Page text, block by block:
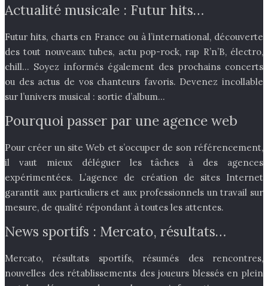
Actualité musicale : Futur hits…
Futur hits, charts en France ou à l’international, découverte
des tout nouveaux tubes, actu pop-rock, rap R’n’B, électro,
chill… Soyez informés également des prochains concerts
ou des actus de vos chanteurs favoris. Devenez incollable
sur l’univers musical : sortie d’album…
Pourquoi passer par une agence web
Pour créer un site Web et s’occuper de son référencement,
il vaut mieux déléguer les tâches à des agences
expérimentées. L’agence de création de sites Internet
garantit aux particuliers et aux professionnels un travail sur
mesure, de qualité répondant à toutes les attentes.
News sportifs : Mercato, résultats…
Mercato, résultats sportifs, résumés des rencontres,
nouvelles des rétablissements des joueurs blessés en plein